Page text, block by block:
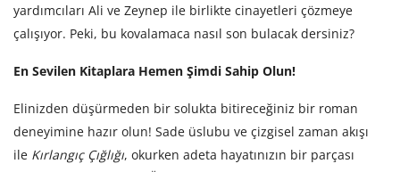
yardımcıları Ali ve Zeynep ile birlikte cinayetleri çözmeye
çalışıyor. Peki, bu kovalamaca nasıl son bulacak dersiniz?
En Sevilen Kitaplara Hemen Şimdi Sahip Olun!
Elinizden düşürmeden bir solukta bitireceğiniz bir roman
deneyimine hazır olun! Sade üslubu ve çizgisel zaman akışı
ile Kırlangıç Çığlığı, okurken adeta hayatınızın bir parçası